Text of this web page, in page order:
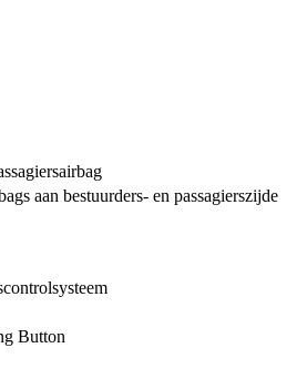
aan bestuurders- en passagierszijde
Button